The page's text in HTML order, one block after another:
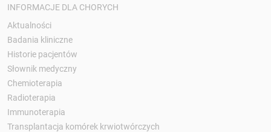
INFORMACJE DLA CHORYCH
Aktualności
Badania kliniczne
Historie pacjentów
Słownik medyczny
Chemioterapia
Radioterapia
Immunoterapia
Transplantacja komórek krwiotwórczych